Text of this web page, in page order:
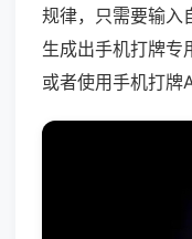
规律，只需要输入
生成出手机打牌专
或者使用手机打牌